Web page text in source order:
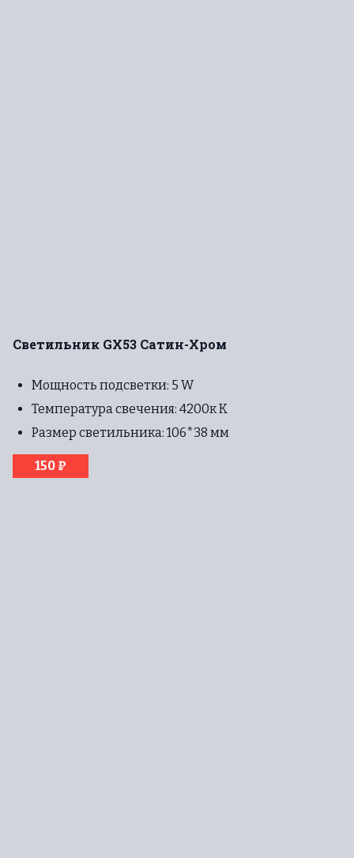
Светильник GX53 Сатин-Хром
Мощность подсветки: 5 W
Температура свечения: 4200к К
Размер светильника: 106*38 мм
150 ₽